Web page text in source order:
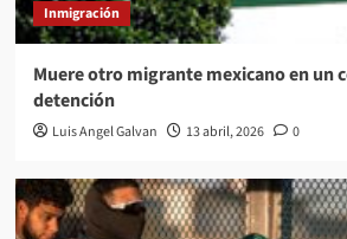
Inmigración
Muere otro migrante mexicano en un
detención
Luis Angel Galvan 13 abril, 2026 0